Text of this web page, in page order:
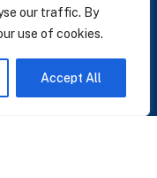
our traffic. By
use of cookies.
Accept All
solo lo que importa.